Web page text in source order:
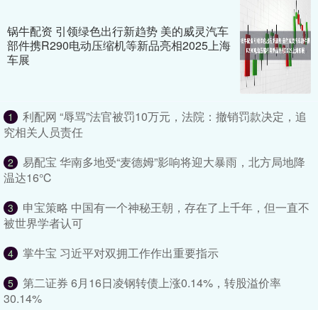
锅牛配资 引领绿色出行新趋势 美的威灵汽车
部件携R290电动压缩机等新品亮相2025上海
车展
1
利配网 “辱骂”法官被罚10万元，法院：撤销罚款决定，追
究相关人员责任
2
易配宝 华南多地受“麦德姆”影响将迎大暴雨，北方局地降
温达16℃
3
申宝策略 中国有一个神秘王朝，存在了上千年，但一直不
被世界学者认可
4 掌牛宝 习近平对双拥工作作出重要指示
5
第二证券 6月16日凌钢转债上涨0.14%，转股溢价率
30.14%